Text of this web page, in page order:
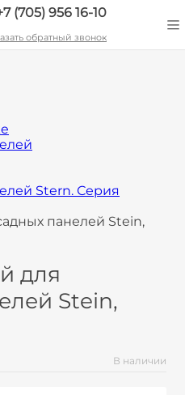
(705) 956 16-10
обратный звонок
Stern. Серия
панелей Stein,
для
Stein,
В наличии